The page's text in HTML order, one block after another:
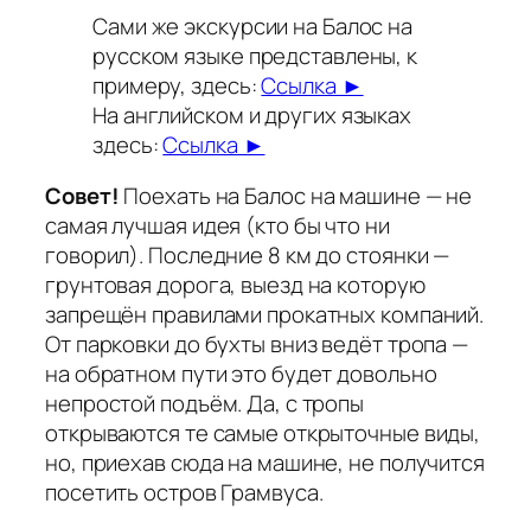
Сами же экскурсии на Балос на
русском языке представлены, к
примеру, здесь:Ссылка ►
На английском и других языках
здесь:Ссылка ►
Совет! Поехать на Балос на машине — не
самая лучшая идея (кто бы что ни
говорил). Последние 8 км до стоянки —
грунтовая дорога, выезд на которую
запрещён правилами прокатных компаний.
От парковки до бухты вниз ведёт тропа —
на обратном пути это будет довольно
непростой подъём. Да, с тропы
открываются те самые открыточные виды,
но, приехав сюда на машине, не получится
посетить остров Грамвуса.